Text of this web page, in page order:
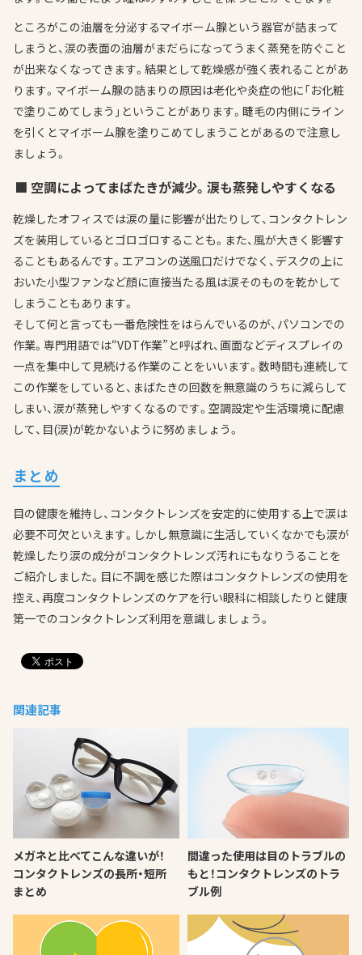
ところがこの油層を分泌するマイボーム腺という器官が詰まって
しまうと、涙の表面の油層がまだらになってうまく蒸発を防ぐこと
が出来なくなってきます。結果として乾燥感が強く表れることがあ
ります。マイボーム腺の詰まりの原因は老化や炎症の他に「お化粧
で塗りこめてしまう」ということがあります。睫毛の内側にライン
を引くとマイボーム腺を塗りこめてしまうことがあるので注意し
ましょう。
■ 空調によってまばたきが減少。涙も蒸発しやすくなる
乾燥したオフィスでは涙の量に影響が出たりして、コンタクトレン
ズを装用しているとゴロゴロすることも。また、風が大きく影響す
ることもあるんです。エアコンの送風口だけでなく、デスクの上に
おいた小型ファンなど顔に直接当たる風は涙そのものを乾かして
しまうこともあります。
そして何と言っても一番危険性をはらんでいるのが、パソコンでの
作業。専門用語では“VDT作業”と呼ばれ、画面などディスプレイの
一点を集中して見続ける作業のことをいいます。数時間も連続して
この作業をしていると、まばたきの回数を無意識のうちに減らして
しまい、涙が蒸発しやすくなるのです。空調設定や生活環境に配慮
して、目(涙)が乾かないように努めましょう。
まとめ
目の健康を維持し、コンタクトレンズを安定的に使用する上で涙は
必要不可欠といえます。しかし無意識に生活していくなかでも涙が
乾燥したり涙の成分がコンタクトレンズ汚れにもなりうることを
ご紹介しました。目に不調を感じた際はコンタクトレンズの使用を
控え、再度コンタクトレンズのケアを行い眼科に相談したりと健康
第一でのコンタクトレンズ利用を意識しましょう。
関連記事
メガネと比べてこんな違いが！
コンタクトレンズの長所・短所
まとめ
間違った使用は目のトラブルの
もと！コンタクトレンズのトラ
ブル例